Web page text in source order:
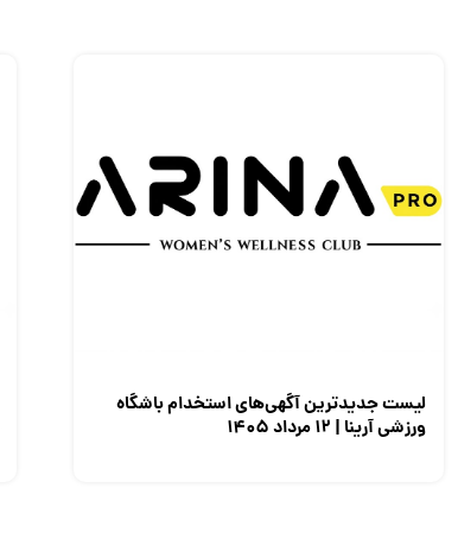
لیست جدیدترین آگهی‌های استخدام باشگاه
ورزشی آرینا | ۱۲ مرداد ۱۴۰۵